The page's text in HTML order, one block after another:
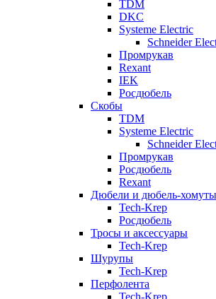
TDM
DKC
Systeme Electric
Schneider
Промрукав
Rexant
IEK
Росдюбель
Скобы
TDM
Systeme Electric
Schneider
Промрукав
Росдюбель
Rexant
Дюбели и дюбель-хомуты
Tech-Krep
Росдюбель
Тросы и аксессуары
Tech-Krep
Шурупы
Tech-Krep
Перфолента
Tech-Krep